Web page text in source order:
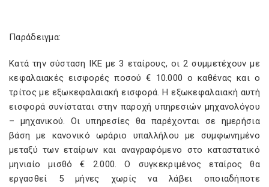
Παράδειγμα:
Κατά την σύσταση ΙΚΕ με 3 εταίρους, οι 2 συμμετέχουν με
κεφαλαιακές εισφορές ποσού € 10.000 ο καθένας και ο
τρίτος με εξωκεφαλαιακή εισφορά. Η εξωκεφαλαιακή αυτή
εισφορά συνίσταται στην παροχή υπηρεσιών μηχανολόγου
– μηχανικού. Οι υπηρεσίες θα παρέχονται σε ημερήσια
βάση με κανονικό ωράριο υπαλλήλου με συμφωνημένο
μεταξύ των εταίρων και αναγραφόμενο στο καταστατικό
μηνιαίο μισθό € 2.000. Ο συγκεκριμένος εταίρος θα
εργασθεί 5 μήνες χωρίς να λάβει οποιαδήποτε